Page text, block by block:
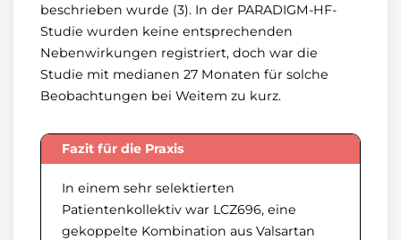
beschrieben wurde (3). In der PARADIGM-HF-
Studie wurden keine entsprechenden
Nebenwirkungen registriert, doch war die
Studie mit medianen 27 Monaten für solche
Beobachtungen bei Weitem zu kurz.
Fazit für die Praxis
In einem sehr selektierten
Patientenkollektiv war LCZ696, eine
gekoppelte Kombination aus Valsartan